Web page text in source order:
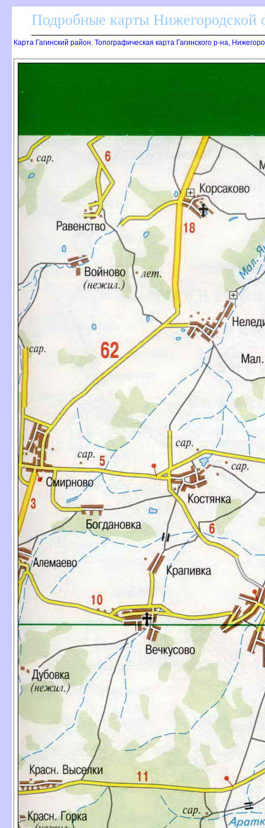
Подробные карты
Карта Гагинский район. Топографическая карта Гагинского р-на,